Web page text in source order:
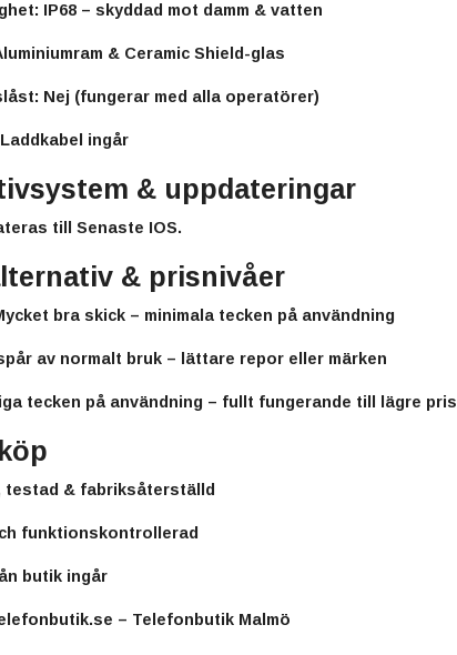
IP68 – skyddad mot damm & vatten
& Ceramic Shield-glas
Nej (fungerar med alla operatörer)
Laddkabel ingår
& uppdateringar
till Senaste IOS.
& prisnivåer
bra skick – minimala tecken på användning
av normalt bruk – lättare repor eller märken
tecken på användning – fullt fungerande till lägre pris
testad & fabriksåterställd
funktionskontrollerad
butik ingår
– Telefonbutik Malmö